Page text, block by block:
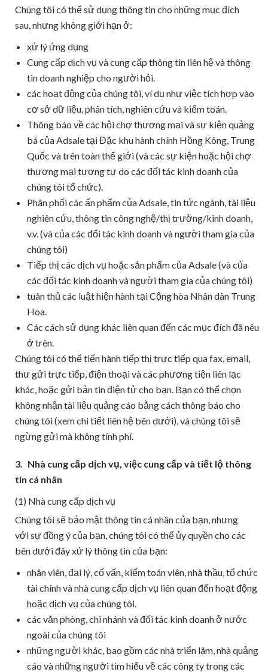
Chúng tôi có thể sử dụng thông tin cho những mục đích
sau, nhưng không giới hạn ở:
xử lý ứng dụng
Cung cấp dịch vụ và cung cấp thông tin liên hệ và thông
tin doanh nghiệp cho người hỏi.
các hoạt động của chúng tôi, ví dụ như việc tích hợp vào
cơ sở dữ liệu, phân tích, nghiên cứu và kiểm toán.
Thông báo về các hội chợ thương mại và sự kiện quảng
bá của Adsale tại Đặc khu hành chính Hồng Kông, Trung
Quốc và trên toàn thế giới (và các sự kiện hoặc hội chợ
thương mại tương tự do các đối tác kinh doanh của
chúng tôi tổ chức).
Phân phối các ấn phẩm của Adsale, tin tức ngành, tài liệu
nghiên cứu, thông tin công nghệ/thị trường/kinh doanh,
v.v. (và của các đối tác kinh doanh và người tham gia của
chúng tôi)
Tiếp thị các dịch vụ hoặc sản phẩm của Adsale (và của
các đối tác kinh doanh và người tham gia của chúng tôi)
tuân thủ các luật hiện hành tại Cộng hòa Nhân dân Trung
Hoa.
Các cách sử dụng khác liên quan đến các mục đích đã nêu
ở trên.
Chúng tôi có thể tiến hành tiếp thị trực tiếp qua fax, email,
thư gửi trực tiếp, điện thoại và các phương tiện liên lạc
khác, hoặc gửi bản tin điện tử cho bạn. Bạn có thể chọn
không nhận tài liệu quảng cáo bằng cách thông báo cho
chúng tôi (xem chi tiết liên hệ bên dưới), và chúng tôi sẽ
ngừng gửi mà không tính phí.
3. Nhà cung cấp dịch vụ, việc cung cấp và tiết lộ thông
tin cá nhân
(1) Nhà cung cấp dịch vụ
Chúng tôi sẽ bảo mật thông tin cá nhân của bạn, nhưng
với sự đồng ý của bạn, chúng tôi có thể ủy quyền cho các
bên dưới đây xử lý thông tin của bạn:
nhân viên, đại lý, cố vấn, kiểm toán viên, nhà thầu, tổ chức
tài chính và nhà cung cấp dịch vụ liên quan đến hoạt động
hoặc dịch vụ của chúng tôi.
các văn phòng, chi nhánh và đối tác kinh doanh ở nước
ngoài của chúng tôi
những người khác, bao gồm các nhà triển lãm, nhà quảng
cáo và những người tìm hiểu về các công ty trong các